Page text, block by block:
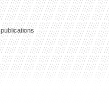
publications